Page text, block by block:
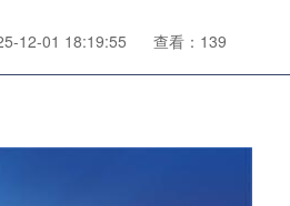
12-01 18:19:55 查看：139